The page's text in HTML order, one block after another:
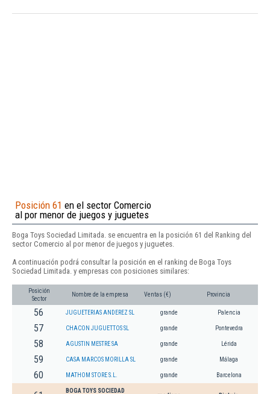
Posición 61 en el sector Comercio
al por menor de juegos y juguetes
Boga Toys Sociedad Limitada. se encuentra en la posición 61 del Ranking del
sector Comercio al por menor de juegos y juguetes.
A continuación podrá consultar la posición en el ranking de Boga Toys
Sociedad Limitada. y empresas con posiciones similares:
Posición
Sector
Nombre de la empresa Ventas (€) Provincia
56 JUGUETERIAS ANDEREZ SL grande Palencia
57 CHACON JUGUETTOS SL grande Pontevedra
58 AGUSTIN MESTRE SA grande Lérida
59 CASA MARCOS MORILLA SL grande Málaga
60 MATHOM STORE S.L. grande Barcelona
BOGA TOYS SOCIEDAD